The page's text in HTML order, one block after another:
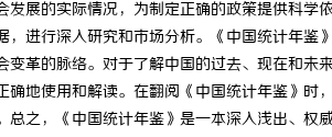
发展的实际情况，为制定正确的政策提供科
，进行深入研究和市场分析。《中国统计年
变革的脉络。对于了解中国的过去、现在和
确地使用和解读。在翻阅《中国统计年鉴》
总之，《中国统计年鉴》是一本深入浅出、